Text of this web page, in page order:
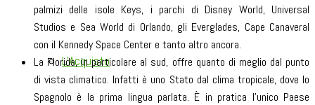
L’Acquisto
palmizi delle isole Keys, i parchi di Disney World, Universal
Studios e Sea World di Orlando, gli Everglades, Cape Canaveral
con il Kennedy Space Center e tanto altro ancora.
La Florida, in particolare al sud, offre quanto di meglio dal punto
di vista climatico. Infatti è uno Stato dal clima tropicale, dove lo
Spagnolo è la prima lingua parlata. È in pratica l’unico Paese